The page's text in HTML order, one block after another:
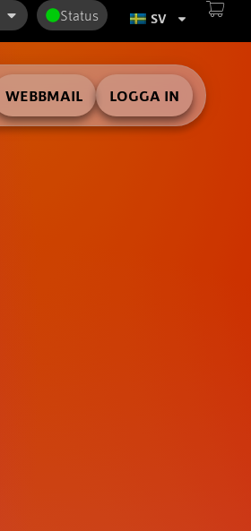
Status SV
WEBBMAIL LOGGA IN